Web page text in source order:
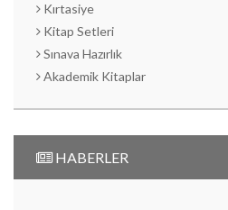
Kırtasiye
Kitap Setleri
Sınava Hazırlık
Akademik Kitaplar
HABERLER